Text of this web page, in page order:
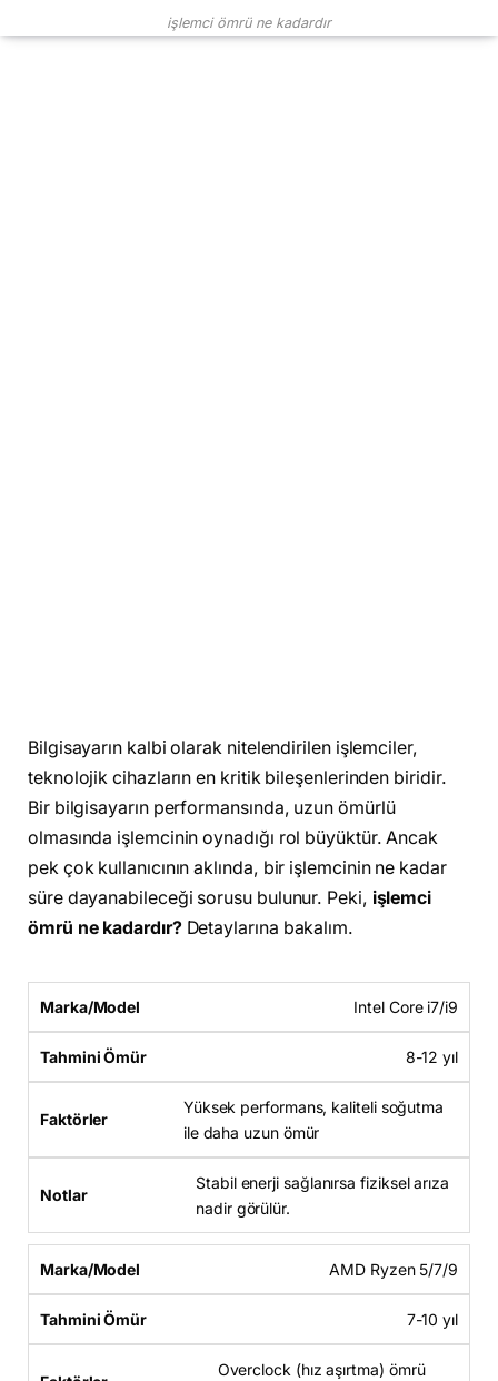
işlemci ömrü ne kadardır
Bilgisayarın kalbi olarak nitelendirilen işlemciler,
teknolojik cihazların en kritik bileşenlerinden biridir.
Bir bilgisayarın performansında, uzun ömürlü
olmasında işlemcinin oynadığı rol büyüktür. Ancak
pek çok kullanıcının aklında, bir işlemcinin ne kadar
süre dayanabileceği sorusu bulunur. Peki, işlemci
ömrü ne kadardır?Detaylarına bakalım.
Intel Core i7/i9
8-12 yıl
Yüksek performans, kaliteli soğutma
ile daha uzun ömür
Stabil enerji sağlanırsa fiziksel arıza
nadir görülür.
AMD Ryzen 5/7/9
7-10 yıl
Overclock (hız aşırtma) ömrü